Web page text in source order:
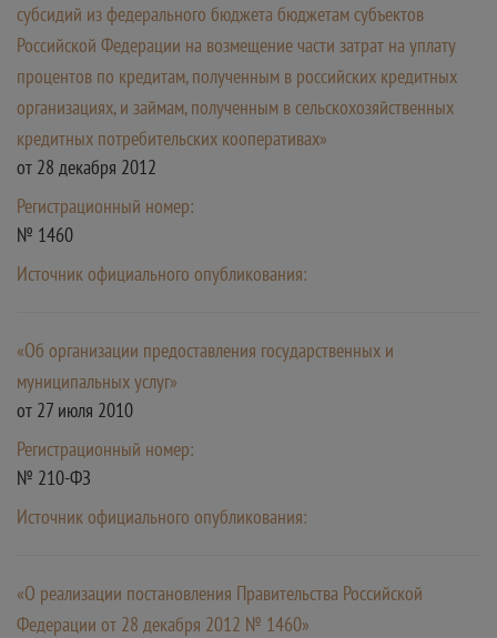
субсидий из федерального бюджета бюджетам субъектов
Российской Федерации на возмещение части затрат на уплату
процентов по кредитам, полученным в российских кредитных
организациях, и займам, полученным в сельскохозяйственных
кредитных потребительских кооперативах»
от 28 декабря 2012
Регистрационный номер:
№ 1460
Источник официального опубликования:
«Об организации предоставления государственных и
муниципальных услуг»
от 27 июля 2010
Регистрационный номер:
№ 210-ФЗ
Источник официального опубликования:
«О реализации постановления Правительства Российской
Федерации от 28 декабря 2012 № 1460»